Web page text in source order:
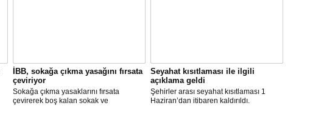
İBB, sokağa çıkma yasağını fırsata
çeviriyor
Sokağa çıkma yasaklarını fırsata
çevirerek boş kalan sokak ve
Seyahat kısıtlaması ile ilgili
açıklama geldi
Şehirler arası seyahat kısıtlaması 1
Haziran’dan itibaren kaldırıldı.